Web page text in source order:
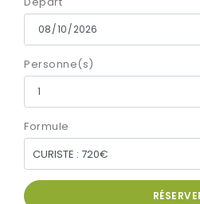
Personne(s)
Formule